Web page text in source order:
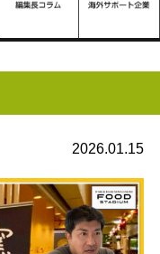
2026.01.15